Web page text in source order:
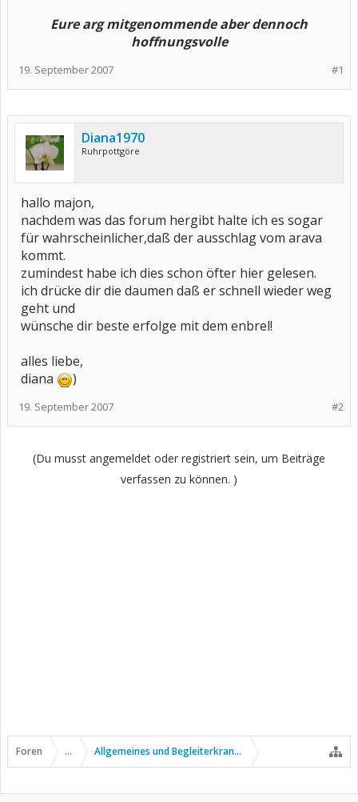
Eure arg mitgenommende aber dennoch
hoffnungsvolle
#1
19. September 2007
Diana1970
Ruhrpottgöre
hallo majon,
nachdem was das forum hergibt halte ich es sogar
für wahrscheinlicher,daß der ausschlag vom arava
kommt.
zumindest habe ich dies schon öfter hier gelesen.
ich drücke dir die daumen daß er schnell wieder weg
geht und
wünsche dir beste erfolge mit dem enbrel!
alles liebe,
diana
)
#2
19. September 2007
(Du musst angemeldet oder registriert sein, um Beiträge
verfassen zu können. )
Foren ... Allgemeines und Begleiterkrankungen